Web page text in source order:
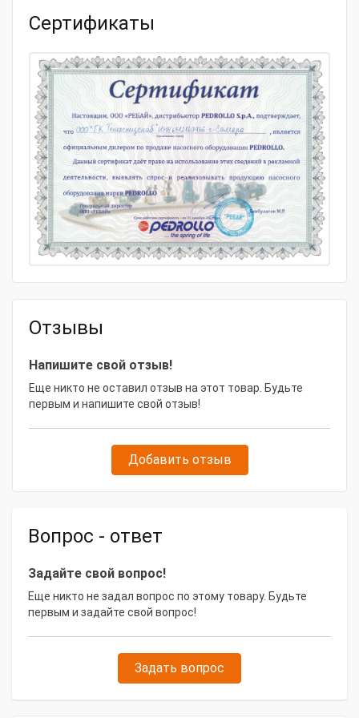
Размер частиц, мм
Тип товара Фекальный насос
Модель товара Pedrollo VXm 10/35 220V
Габаритные размеры и вес
Габариты, мм 224х174х380
Масса, кг 15.2
Сертификаты
Отзывы
Напишите свой отзыв!
Еще никто не оставил отзыв на этот товар. Будьте
первым и напишите свой отзыв!
Добавить отзыв
Вопрос - ответ
Задайте свой вопрос!
Еще никто не задал вопрос по этому товару. Будьте
первым и задайте свой вопрос!
Задать вопрос